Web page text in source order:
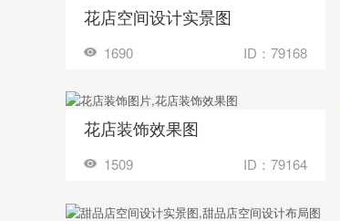
收藏 装修成这样要花多少钱？
花店空间设计实景图
1690 ID：79168
收藏 装修成这样要花多少钱？
花店装饰效果图
1509 ID：79164